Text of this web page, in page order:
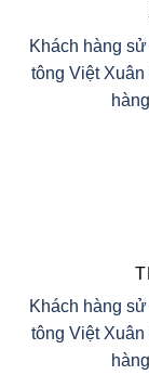
Khách hàng
tông Việt
Khách hàng
tông Việt